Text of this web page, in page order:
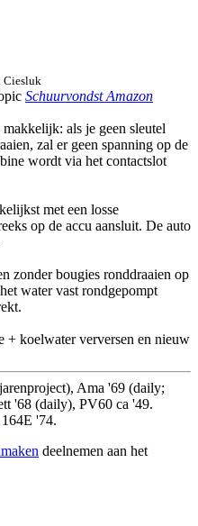
Ciesluk
Schuurvondst Amazon
als je geen sleutel
zal er geen spanning op de
wordt via het contactslot
met een losse
op de accu aansluit. De auto
zonder bougies ronddraaien op
water vast rondgepompt
+ koelwater verversen en nieuw
Ama '69 (daily;
'68 (daily), PV60 ca '49.
'74.
deelnemen aan het